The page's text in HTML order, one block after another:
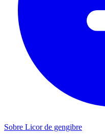
Sobre Licor de gengibre